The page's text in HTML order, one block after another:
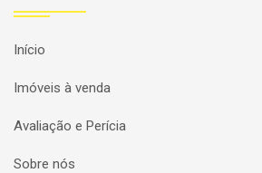
Início
Imóveis à venda
Avaliação e Perícia
Sobre nós